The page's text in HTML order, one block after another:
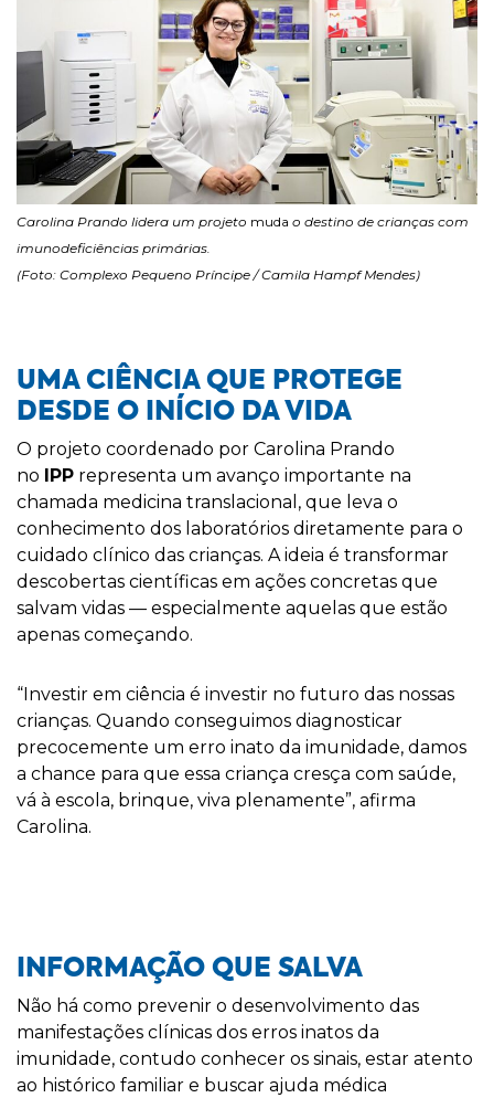
Carolina Prando lidera um projeto muda o destino de crianças com
imunodeficiências primárias.
(Foto: Complexo Pequeno Príncipe / Camila Hampf Mendes)
UMA CIÊNCIA QUE PROTEGE
DESDE O INÍCIO DA VIDA
O projeto coordenado por Carolina Prando
no
IPP representa um avanço importante na
chamada medicina translacional, que leva o
conhecimento dos laboratórios diretamente para o
cuidado clínico das crianças. A ideia é transformar
descobertas científicas em ações concretas que
salvam vidas — especialmente aquelas que estão
apenas começando.
“Investir em ciência é investir no futuro das nossas
crianças. Quando conseguimos diagnosticar
precocemente um erro inato da imunidade, damos
a chance para que essa criança cresça com saúde,
vá à escola, brinque, viva plenamente”, afirma
Carolina.
INFORMAÇÃO QUE SALVA
Não há como prevenir o desenvolvimento das
manifestações clínicas dos erros inatos da
imunidade, contudo conhecer os sinais, estar atento
ao histórico familiar e buscar ajuda médica